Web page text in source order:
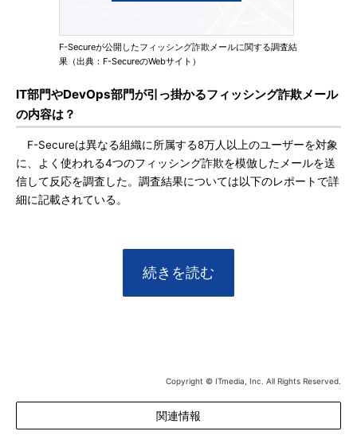
F-Secureが公開したフィッシング詐欺メールに関する調査結
果（出典：F-SecureのWebサイト）
IT部門やDevOps部門が引っ掛かるフィッシング詐欺メール
の内容は？
F-Secureは異なる組織に所属する8万人以上のユーザーを対象
に、よく使われる4つのフィッシング詐欺を模倣したメールを送
信して反応を調査した。調査結果については以下のレポートで詳
細に記載されている。
続きを読む
Copyright © ITmedia, Inc. All Rights Reserved.
関連情報